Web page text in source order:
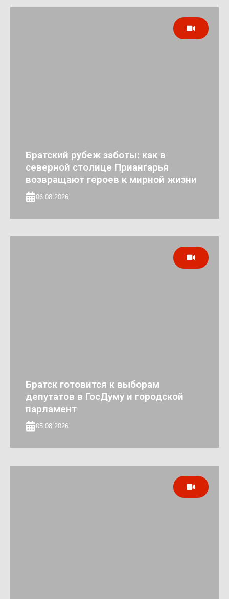
Братский рубеж заботы: как в
северной столице Приангарья
возвращают героев к мирной жизни
06.08.2026
Братск готовится к выборам
депутатов в ГосДуму и городской
парламент
05.08.2026